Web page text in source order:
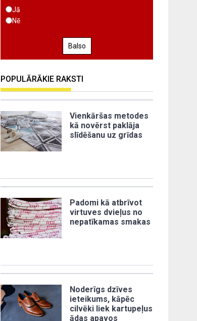
Jā
Nē
Balso
POPULĀRĀKIE RAKSTI
Vienkāršas metodes
kā novērst paklāja
slīdēšanu uz grīdas
Padomi kā atbrīvot
virtuves dvieļus no
nepatīkamas smakas
Noderīgs dzīves
ieteikums, kāpēc
cilvēki liek kartupeļus
ādas apavos